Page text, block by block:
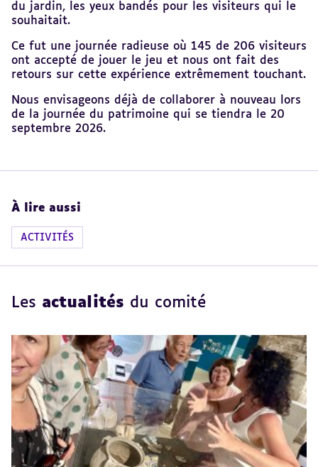
du jardin, les yeux bandés pour les visiteurs qui le
souhaitait.
Ce fut une journée radieuse où 145 de 206 visiteurs
ont accepté de jouer le jeu et nous ont fait des
retours sur cette expérience extrêmement touchant.
Nous envisageons déjà de collaborer à nouveau lors
de la journée du patrimoine qui se tiendra le 20
septembre 2026.
À lire aussi
ACTIVITÉS
Les actualités du comité